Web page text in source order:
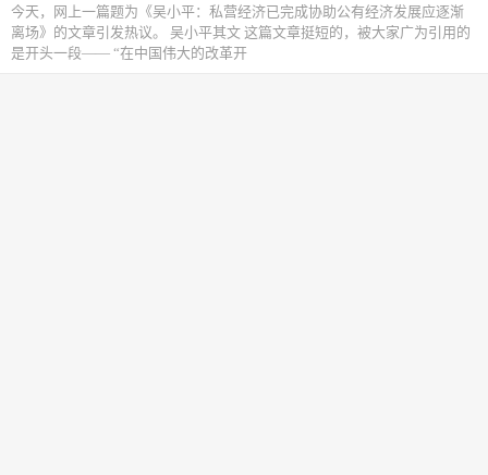
今天，网上一篇题为《吴小平：私营经济已完成协助公有经济发展应逐渐
离场》的文章引发热议。 吴小平其文 这篇文章挺短的，被大家广为引用的
是开头一段—— “在中国伟大的改革开